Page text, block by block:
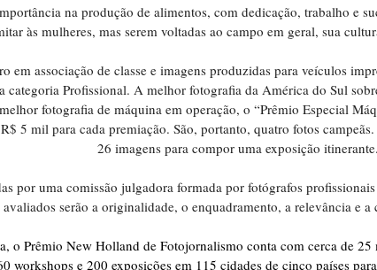
na produção de alimentos, com dedicação, trabalho e
às mulheres, mas serem voltadas ao campo em geral, sua
em associação de classe e imagens produzidas para veículos
categoria Profissional. A melhor fotografia da América do Sul
fotografia de máquina em operação, o “Prêmio Especial
5 mil para cada premiação. São, portanto, quatro fotos
26 imagens para compor uma exposição itinerante.
por uma comissão julgadora formada por fotógrafos
serão a originalidade, o enquadramento, a relevância e
o Prêmio New Holland de Fotojornalismo conta com cerca de
workshops e 200 exposições em 115 cidades de cinco países